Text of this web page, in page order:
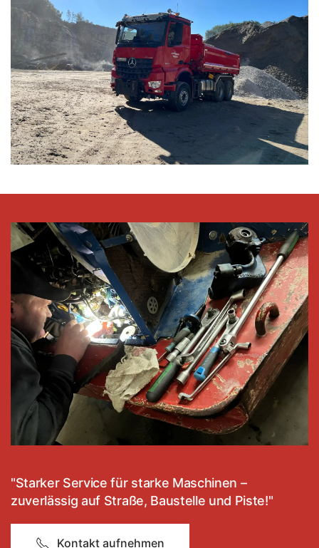
"Starker Service für starke Maschinen –
zuverlässig auf Straße, Baustelle und Piste!"
Kontakt aufnehmen